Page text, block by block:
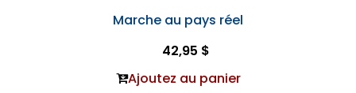
Marche au pays réel
42,95 $
Ajoutez au panier